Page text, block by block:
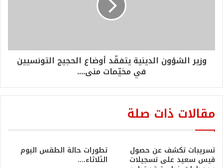
وزير الشؤون الدينية يتفقّد أوضاع الحجيج التونسيين
في مخيّمات منى....
مقالات ذات صلة
تسريبات تكشف عن حصول
قيس سعيد على تسجيلات
تطورات حالة الطقس اليوم
الثلاثاء….